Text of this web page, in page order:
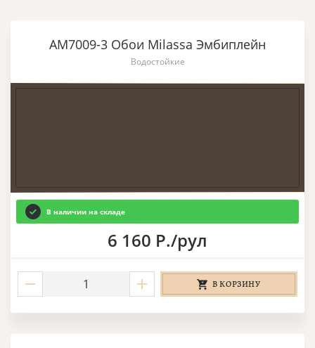
AM7009-3 Обои Milassa Эмбиплейн
Водостойкие
В наличии на складе
6 160 Р./рул
В КОРЗИНУ